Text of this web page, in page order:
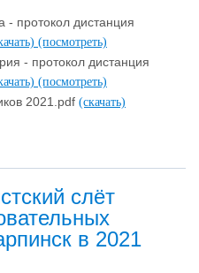
- протокол дистанция
(посмотреть)
- протокол дистанция
(посмотреть)
2021.pdf (скачать)
слёт
в 2021